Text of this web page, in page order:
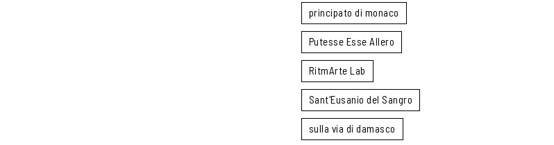
principato di monaco
Putesse Esse Allero
RitmArte Lab
Sant'Eusanio del Sangro
sulla via di damasco